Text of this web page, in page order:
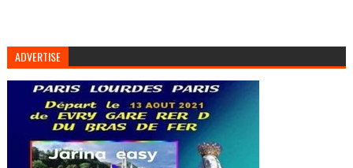
ADVERTISE